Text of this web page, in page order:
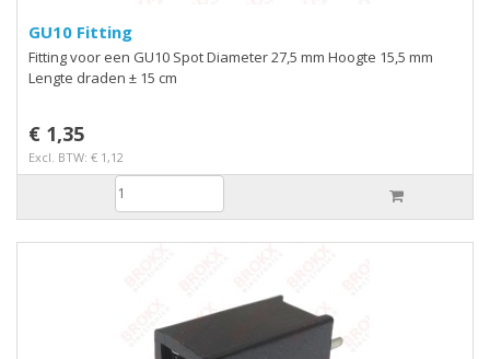
GU10 Fitting
Fitting voor een GU10 Spot Diameter 27,5 mm Hoogte 15,5 mm
Lengte draden ± 15 cm
€ 1,35
Excl. BTW: € 1,12